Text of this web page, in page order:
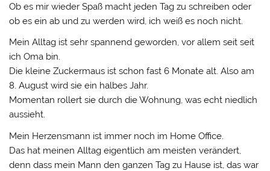
Ob es mir wieder Spaß macht jeden Tag zu schreiben oder
ob es ein ab und zu werden wird, ich weiß es noch nicht.
Mein Alltag ist sehr spannend geworden, vor allem seit seit
ich Oma bin.
Die kleine Zuckermaus ist schon fast 6 Monate alt. Also am
8. August wird sie ein halbes Jahr.
Momentan rollert sie durch die Wohnung, was echt niedlich
aussieht.
Mein Herzensmann ist immer noch im Home Office.
Das hat meinen Alltag eigentlich am meisten verändert,
denn dass mein Mann den ganzen Tag zu Hause ist, das war